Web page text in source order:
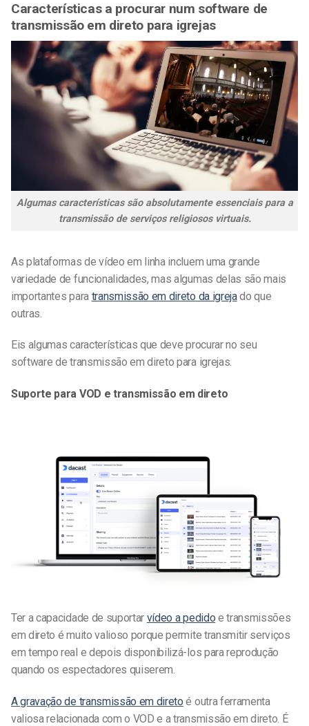
Características a procurar num software de
transmissão em direto para igrejas
Algumas características são absolutamente essenciais para a
transmissão de serviços religiosos virtuais.
As plataformas de vídeo em linha incluem uma grande
variedade de funcionalidades, mas algumas delas são mais
importantes para transmissão em direto da igrejado que
outras.
Eis algumas características que deve procurar no seu
software de transmissão em direto para igrejas.
Suporte para VOD e transmissão em direto
Ter a capacidade de suportar vídeo a pedido e transmissões
em direto é muito valioso porque permite transmitir serviços
em tempo real e depois disponibilizá-los para reprodução
quando os espectadores quiserem.
A gravação de transmissão em direto é outra ferramenta
valiosa relacionada com o VOD e a transmissão em direto. É